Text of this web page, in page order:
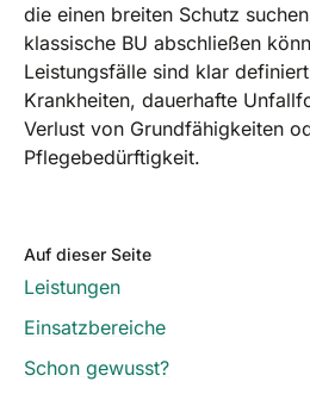
die einen breiten Schutz
klassische BU abschließen
Leistungsfälle sind klar
Krankheiten, dauerhafte
Verlust von Grundfähigkeiten
Pflegebedürftigkeit.
Auf dieser Seite
Leistungen
Einsatzbereiche
Schon gewusst?